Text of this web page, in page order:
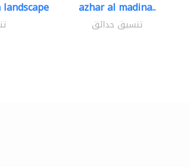
azhar al madina..
تنسيق حدائق